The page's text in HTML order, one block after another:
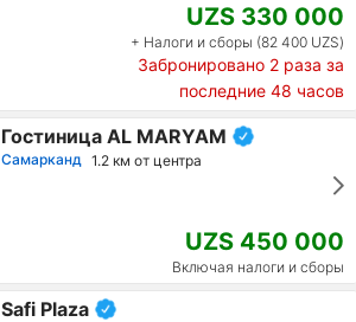
UZS 330 000
+ Налоги и сборы (82 400 UZS)
Забронировано 2 раза за
последние 48 часов
Гостиница AL MARYAM
Самарканд 1.2 км от центра
UZS 450 000
Включая налоги и сборы
Safi Plaza